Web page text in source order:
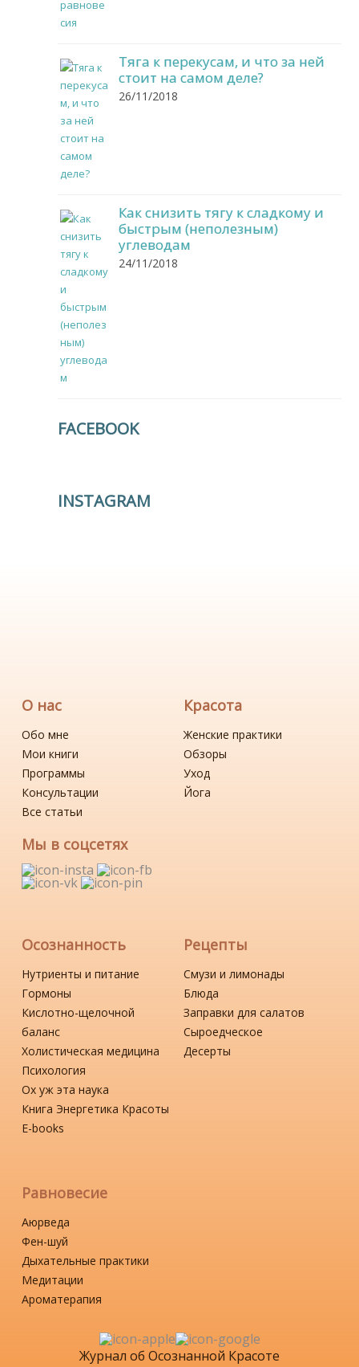
Тяга к перекусам, и что за ней
стоит на самом деле?
26/11/2018
Как снизить тягу к сладкому и
быстрым (неполезным)
углеводам
24/11/2018
FACEBOOK
INSTAGRAM
О нас
Обо мне
Мои книги
Программы
Консультации
Все статьи
Мы в соцсетях
Красота
Женские практики
Обзоры
Уход
Йога
Осознанность
Нутриенты и питание
Гормоны
Кислотно-щелочной
баланс
Холистическая медицина
Психология
Ох уж эта наука
Книга Энергетика Красоты
Е-books
Рецепты
Смузи и лимонады
Блюда
Заправки для салатов
Сыроедческое
Десерты
Равновесие
Аюрведа
Фен-шуй
Дыхательные практики
Медитации
Ароматерапия
Журнал об Осознанной Красоте